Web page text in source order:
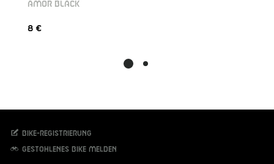
AMOR BLACK
8 €
Bike-Registrierung
Gestohlenes Bike melden